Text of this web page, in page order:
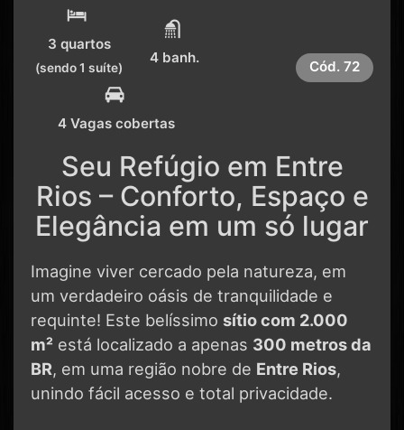
3 quartos
(sendo 1 suíte)
4 banh.
4 Vagas cobertas
Cód. 72
Seu Refúgio em Entre
Rios – Conforto, Espaço e
Elegância em um só lugar
Imagine viver cercado pela natureza, em
um verdadeiro oásis de tranquilidade e
requinte! Este belíssimo sítio com 2.000
m² está localizado a apenas 300 metros da
BR, em uma região nobre de Entre Rios,
unindo fácil acesso e total privacidade.